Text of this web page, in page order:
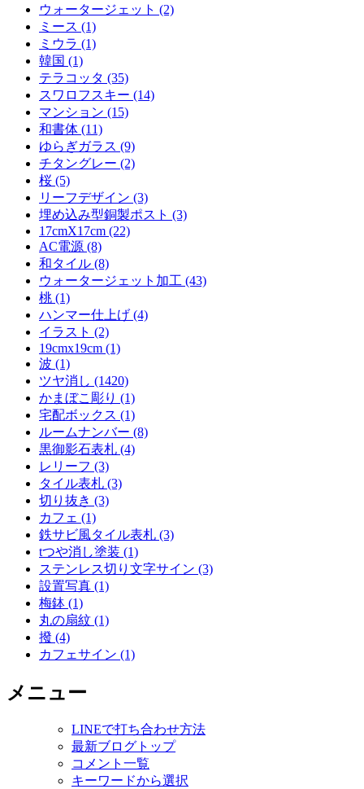
ウォータージェット (2)
ミース (1)
ミウラ (1)
韓国 (1)
テラコッタ (35)
スワロフスキー (14)
マンション (15)
和書体 (11)
ゆらぎガラス (9)
チタングレー (2)
桜 (5)
リーフデザイン (3)
埋め込み型銅製ポスト (3)
17cmX17cm (22)
AC電源 (8)
和タイル (8)
ウォータージェット加工 (43)
桃 (1)
ハンマー仕上げ (4)
イラスト (2)
19cmx19cm (1)
波 (1)
ツヤ消し (1420)
かまぼこ彫り (1)
宅配ボックス (1)
ルームナンバー (8)
黒御影石表札 (4)
レリーフ (3)
タイル表札 (3)
切り抜き (3)
カフェ (1)
鉄サビ風タイル表札 (3)
tつや消し塗装 (1)
ステンレス切り文字サイン (3)
設置写真 (1)
梅鉢 (1)
丸の扇紋 (1)
撥 (4)
カフェサイン (1)
メニュー
LINEで打ち合わせ方法
最新ブログトップ
コメント一覧
キーワードから選択